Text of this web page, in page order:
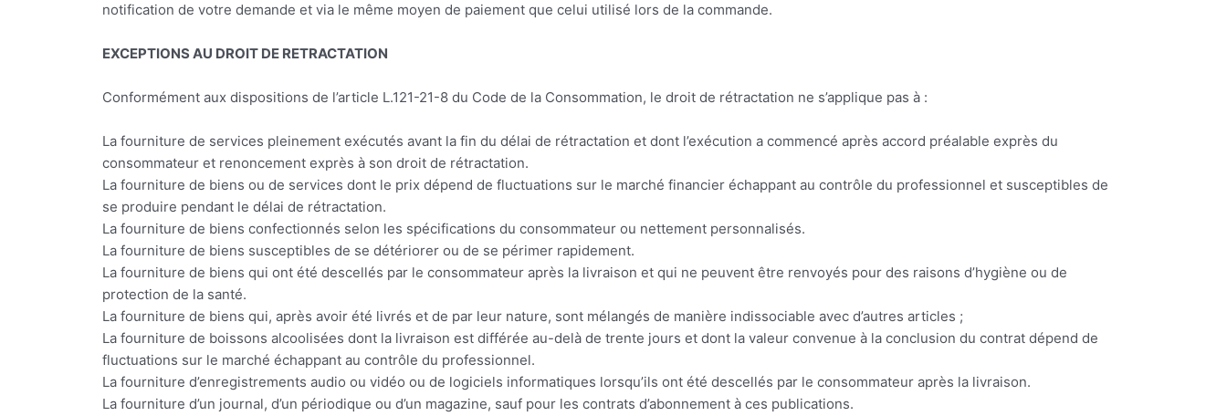
notification de votre demande et via le même moyen de paiement que celui utilisé lors de la commande.
EXCEPTIONS AU DROIT DE RETRACTATION
Conformément aux dispositions de l’article L.121-21-8 du Code de la Consommation, le droit de rétractation ne s’applique pas à :
La fourniture de services pleinement exécutés avant la fin du délai de rétractation et dont l’exécution a commencé après accord préalable exprès du
consommateur et renoncement exprès à son droit de rétractation.
La fourniture de biens ou de services dont le prix dépend de fluctuations sur le marché financier échappant au contrôle du professionnel et susceptibles de
se produire pendant le délai de rétractation.
La fourniture de biens confectionnés selon les spécifications du consommateur ou nettement personnalisés.
La fourniture de biens susceptibles de se détériorer ou de se périmer rapidement.
La fourniture de biens qui ont été descellés par le consommateur après la livraison et qui ne peuvent être renvoyés pour des raisons d’hygiène ou de
protection de la santé.
La fourniture de biens qui, après avoir été livrés et de par leur nature, sont mélangés de manière indissociable avec d’autres articles ;
La fourniture de boissons alcoolisées dont la livraison est différée au-delà de trente jours et dont la valeur convenue à la conclusion du contrat dépend de
fluctuations sur le marché échappant au contrôle du professionnel.
La fourniture d’enregistrements audio ou vidéo ou de logiciels informatiques lorsqu’ils ont été descellés par le consommateur après la livraison.
La fourniture d’un journal, d’un périodique ou d’un magazine, sauf pour les contrats d’abonnement à ces publications.